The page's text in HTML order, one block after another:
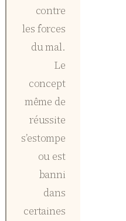
contre
les forces
du mal.
Le
concept
même de
réussite
s’estompe
ou est
banni
dans
certaines